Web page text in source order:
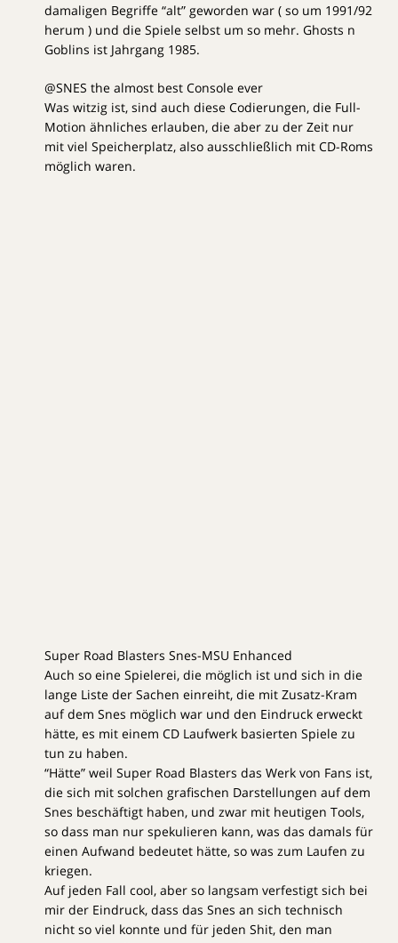
damaligen Begriffe “alt” geworden war ( so um 1991/92
herum ) und die Spiele selbst um so mehr. Ghosts n
Goblins ist Jahrgang 1985.
@SNES the almost best Console ever
Was witzig ist, sind auch diese Codierungen, die Full-
Motion ähnliches erlauben, die aber zu der Zeit nur
mit viel Speicherplatz, also ausschließlich mit CD-Roms
möglich waren.
Super Road Blasters Snes-MSU Enhanced
Auch so eine Spielerei, die möglich ist und sich in die
lange Liste der Sachen einreiht, die mit Zusatz-Kram
auf dem Snes möglich war und den Eindruck erweckt
hätte, es mit einem CD Laufwerk basierten Spiele zu
tun zu haben.
“Hätte” weil Super Road Blasters das Werk von Fans ist,
die sich mit solchen grafischen Darstellungen auf dem
Snes beschäftigt haben, und zwar mit heutigen Tools,
so dass man nur spekulieren kann, was das damals für
einen Aufwand bedeutet hätte, so was zum Laufen zu
kriegen.
Auf jeden Fall cool, aber so langsam verfestigt sich bei
mir der Eindruck, dass das Snes an sich technisch
nicht so viel konnte und für jeden Shit, den man